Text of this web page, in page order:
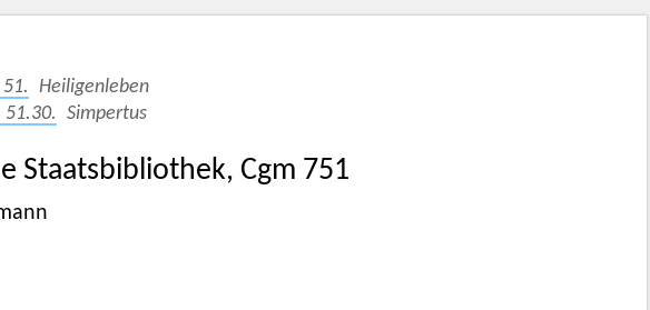
Heiligenleben
Simpertus
Staatsbibliothek, Cgm 751